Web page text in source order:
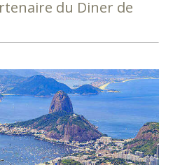
du Diner de